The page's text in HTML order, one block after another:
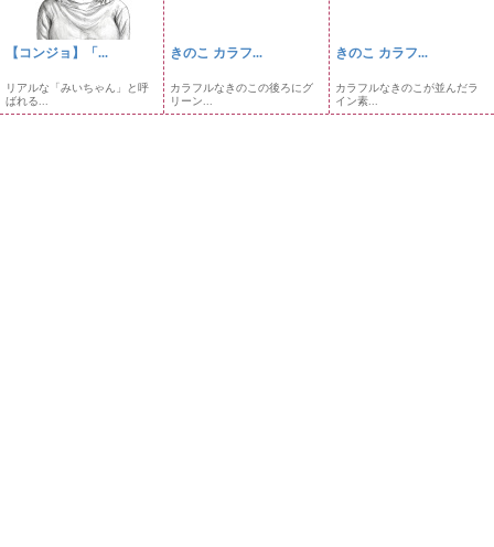
【コンジョ】「...
リアルな「みいちゃん」と呼
ばれる...
きのこ カラフ...
カラフルなきのこの後ろにグ
リーン...
きのこ カラフ...
カラフルなきのこが並んだラ
イン素...